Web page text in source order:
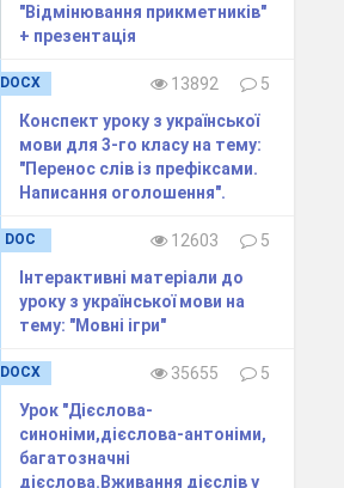
"Відмінювання прикметників"
+ презентація
DOCX 13892
5
Конспект уроку з української
мови для 3-го класу на тему:
"Перенос слів із префіксами.
Написання оголошення".
DOC 12603
5
Інтерактивні матеріали до
уроку з української мови на
тему: "Мовні ігри"
DOCX 35655
5
Урок "Дієслова-
синоніми,дієслова-антоніми,
багатозначні
дієслова.Вживання дієслів у